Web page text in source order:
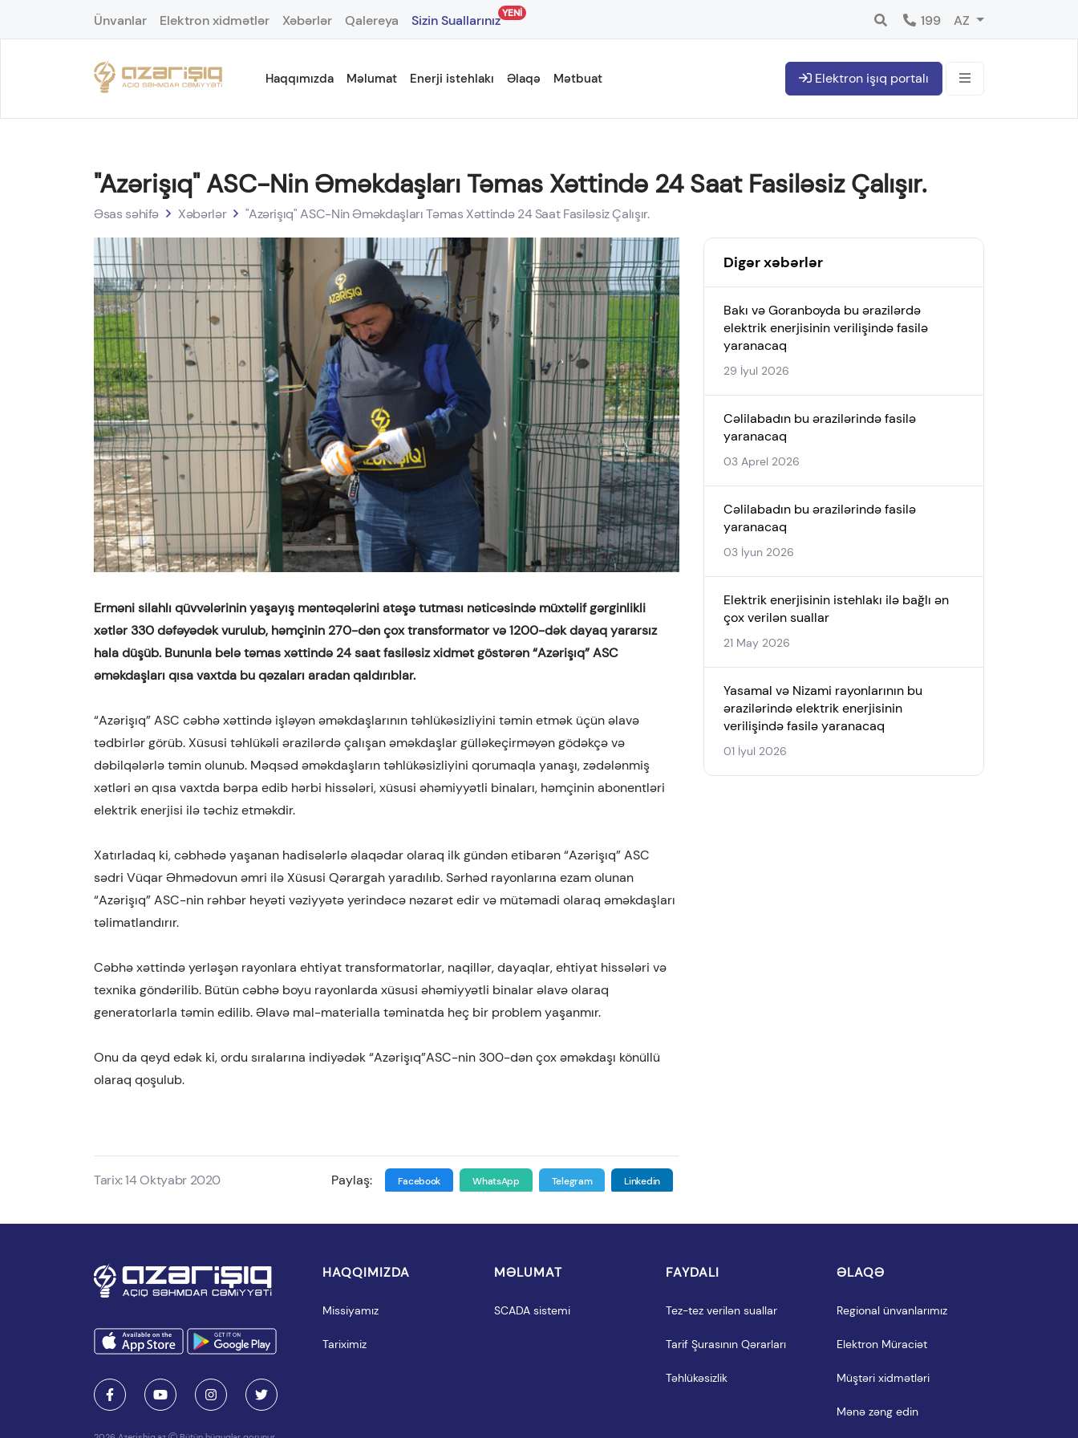
Ünvanlar Elektron xidmətlər Xəbərlər Qalereya Sizin SuallarınızYENİ 199 AZ
Haqqımızda Məlumat Enerji istehlakı Əlaqə Mətbuat Elektron işıq portalı
"Azərişıq" ASC-Nin Əməkdaşları Təmas Xəttində 24 Saat Fasiləsiz Çalışır.
Əsas səhifə Xəbərlər "Azərişıq" ASC-Nin Əməkdaşları Təmas Xəttində 24 Saat Fasiləsiz Çalışır.
Erməni silahlı qüvvələrinin yaşayış məntəqələrini atəşə tutması nəticəsində müxtəlif gərginlikli
xətlər 330 dəfəyədək vurulub, həmçinin 270-dən çox transformator və 1200-dək dayaq yararsız
hala düşüb. Bununla belə təmas xəttində 24 saat fasiləsiz xidmət göstərən “Azərişıq” ASC
əməkdaşları qısa vaxtda bu qəzaları aradan qaldırıblar.
“Azərişıq” ASC cəbhə xəttində işləyən əməkdaşlarının təhlükəsizliyini təmin etmək üçün əlavə
tədbirlər görüb. Xüsusi təhlükəli ərazilərdə çalışan əməkdaşlar gülləkeçirməyən gödəkçə və
dəbilqələrlə təmin olunub. Məqsəd əməkdaşların təhlükəsizliyini qorumaqla yanaşı, zədələnmiş
xətləri ən qısa vaxtda bərpa edib hərbi hissələri, xüsusi əhəmiyyətli binaları, həmçinin abonentləri
elektrik enerjisi ilə təchiz etməkdir.
Xatırladaq ki, cəbhədə yaşanan hadisələrlə əlaqədar olaraq ilk gündən etibarən “Azərişıq” ASC
sədri Vüqar Əhmədovun əmri ilə Xüsusi Qərargah yaradılıb. Sərhəd rayonlarına ezam olunan
“Azərişıq” ASC-nin rəhbər heyəti vəziyyətə yerindəcə nəzarət edir və mütəmadi olaraq əməkdaşları
təlimatlandırır.
Cəbhə xəttində yerləşən rayonlara ehtiyat transformatorlar, naqillər, dayaqlar, ehtiyat hissələri və
texnika göndərilib. Bütün cəbhə boyu rayonlarda xüsusi əhəmiyyətli binalar əlavə olaraq
generatorlarla təmin edilib. Əlavə mal-materialla təminatda heç bir problem yaşanmır.
Onu da qeyd edək ki, ordu sıralarına indiyədək “Azərişıq”ASC-nin 300-dən çox əməkdaşı könüllü
olaraq qoşulub.
Tarix: 14 Oktyabr 2020 Paylaş: Facebook WhatsApp Telegram Linkedin
Digər xəbərlər
Bakı və Goranboyda bu ərazilərdə
elektrik enerjisinin verilişində fasilə
yaranacaq
29 İyul 2026
Cəlilabadın bu ərazilərində fasilə
yaranacaq
03 Aprel 2026
Cəlilabadın bu ərazilərində fasilə
yaranacaq
03 İyun 2026
Elektrik enerjisinin istehlakı ilə bağlı ən
çox verilən suallar
21 May 2026
Yasamal və Nizami rayonlarının bu
ərazilərində elektrik enerjisinin
verilişində fasilə yaranacaq
01 İyul 2026
HAQQIMIZDA
Missiyamız
Tariximiz
MƏLUMAT
SCADA sistemi
FAYDALI
Tez-tez verilən suallar
Tarif Şurasının Qərarları
Təhlükəsizlik
ƏLAQƏ
Regional ünvanlarımız
Elektron Müraciət
Müştəri xidmətləri
Mənə zəng edin